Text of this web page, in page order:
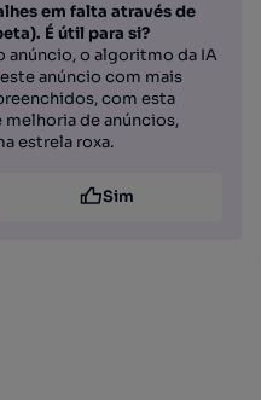
em falta através de
É útil para si?
anúncio, o algoritmo da IA
anúncio com mais
com esta
de anúncios,
estrela roxa.
Sim